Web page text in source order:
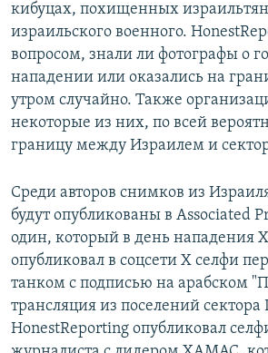
кибуцах, похищенных
израильского военного.
вопросом, знали ли фотографы о
нападении или оказались на
утром случайно. Также
некоторые из них, по всей
границу между Израилем и
Среди авторов снимков из
будут опубликованы в Associated
один, который в день нападения
опубликовал в соцсети X селфи
танком с подписью на арабском
трансляция из поселений сектора
HonestReporting опубликовал